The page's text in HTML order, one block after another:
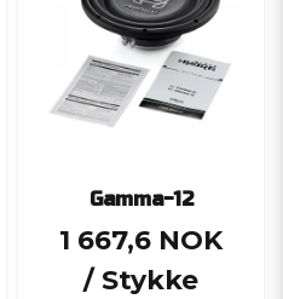
Gamma-12
1 667,6 NOK
/ Stykke